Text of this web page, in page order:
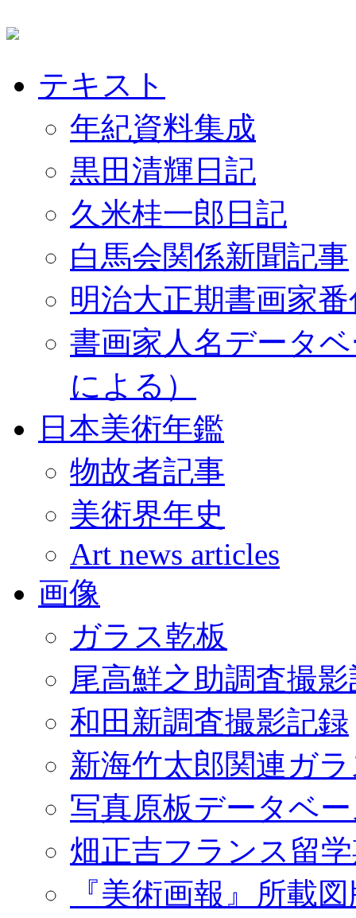
テキスト
年紀資料集成
黒田清輝日記
久米桂一郎日記
白馬会関係新聞記事
明治大正期書画家
書画家人名データ
による）
日本美術年鑑
物故者記事
美術界年史
Art news articles
画像
ガラス乾板
尾高鮮之助調査撮
和田新調査撮影記録
新海竹太郎関連ガ
写真原板データベ
畑正吉フランス留
『美術画報』所載